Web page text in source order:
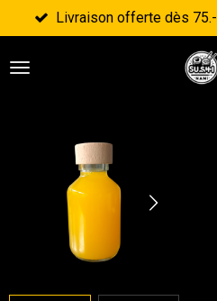
Passer
au
contenu
Livraison offerte dès 75.-